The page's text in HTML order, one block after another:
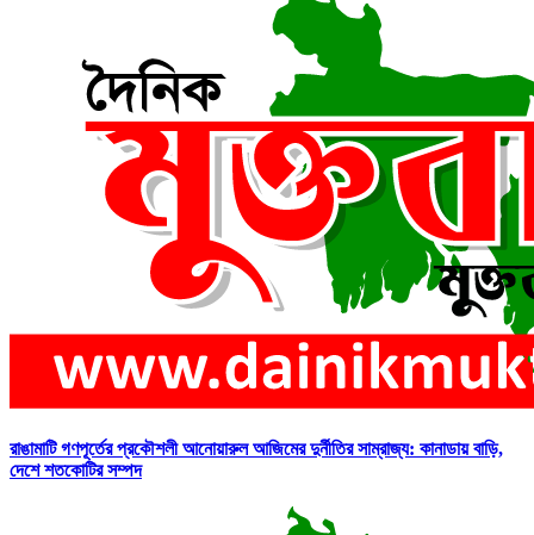
রাঙামাটি গণপূর্তের প্রকৌশলী আনোয়ারুল আজিমের দুর্নীতির সাম্রাজ্য: কানাডায় বাড়ি,
দেশে শতকোটির সম্পদ